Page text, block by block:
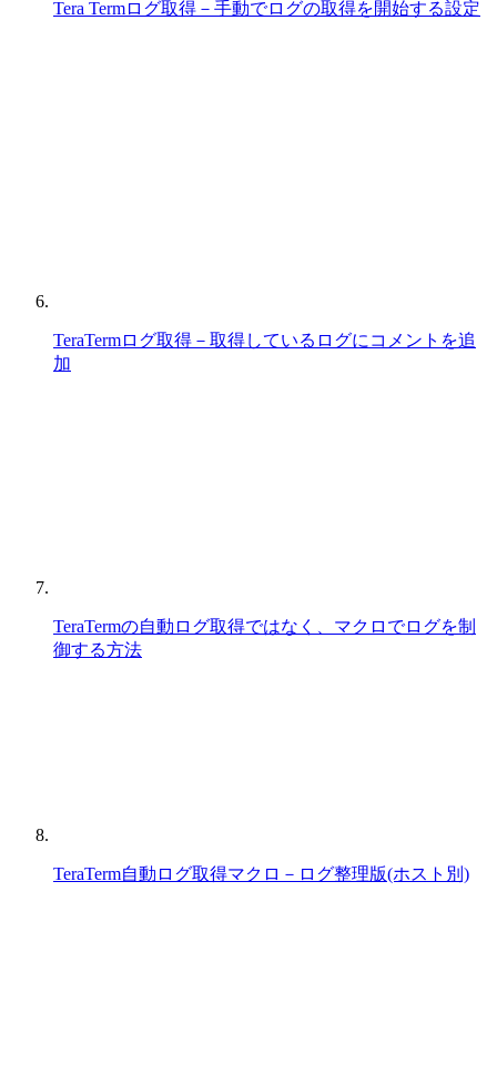
Tera Termログ取得－手動でログの取得を開始する設定
TeraTermログ取得－取得しているログにコメントを追
加
TeraTermの自動ログ取得ではなく、マクロでログを制
御する方法
TeraTerm自動ログ取得マクロ－ログ整理版(ホスト別)